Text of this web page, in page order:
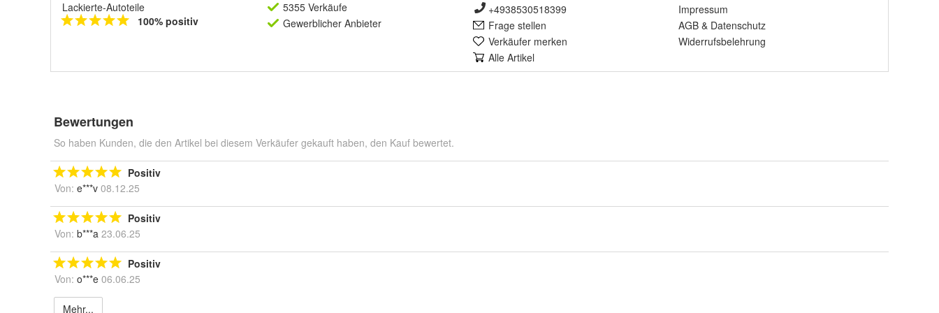
Lackierte-Autoteile
100% positiv
5355 Verkäufe
Gewerblicher Anbieter
+4938530518399
Frage stellen
Verkäufer merken
Alle Artikel
Impressum
AGB & Datenschutz
Widerrufsbelehrung
Bewertungen
So haben Kunden, die den Artikel bei diesem Verkäufer gekauft haben, den Kauf bewertet.
Positiv
Von: e***v 08.12.25
Positiv
Von: b***a 23.06.25
Positiv
Von: o***e 06.06.25
Mehr...